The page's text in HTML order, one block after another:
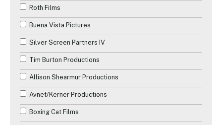
Roth Films
Buena Vista Pictures
Silver Screen Partners IV
Tim Burton Productions
Allison Shearmur Productions
Avnet/Kerner Productions
Boxing Cat Films